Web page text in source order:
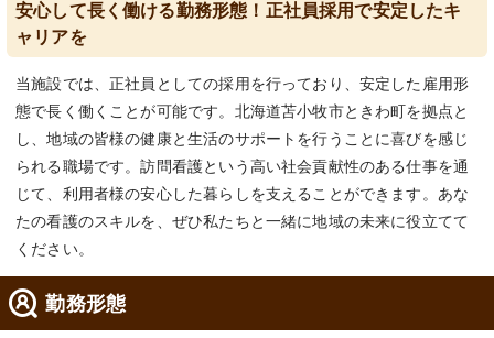
安心して長く働ける勤務形態！正社員採用で安定したキ
ャリアを
当施設では、正社員としての採用を行っており、安定した雇用形
態で長く働くことが可能です。北海道苫小牧市ときわ町を拠点と
し、地域の皆様の健康と生活のサポートを行うことに喜びを感じ
られる職場です。訪問看護という高い社会貢献性のある仕事を通
じて、利用者様の安心した暮らしを支えることができます。あな
たの看護のスキルを、ぜひ私たちと一緒に地域の未来に役立てて
ください。
勤務形態